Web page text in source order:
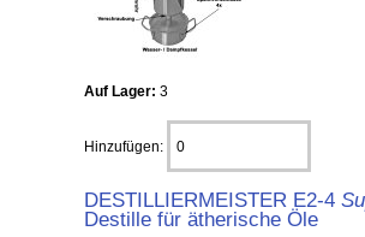
Auf Lager: 3
Hinzufügen:
DESTILLIERMEISTER E2-4
Destille für ätherische Öle